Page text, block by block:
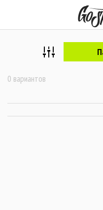
0 вариантов